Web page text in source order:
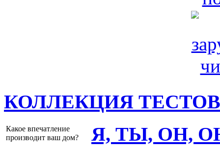
КОЛЛЕКЦИЯ ТЕСТОВ
Какое впечатление
производит ваш дом?
Я, ТЫ, ОН,